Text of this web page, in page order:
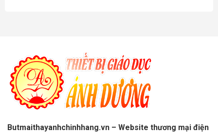
Butmaithayanhchinhhang.vn – Website thương mại điện